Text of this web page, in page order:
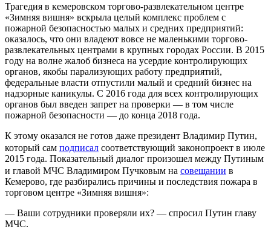
Трагедия в кемеровском торгово-развлекательном центре
«Зимняя вишня» вскрыла целый комплекс проблем с
пожарной безопасностью малых и средних предприятий:
оказалось, что они владеют вовсе не маленькими торгово-
развлекательных центрами в крупных городах России. В 2015
году на волне жалоб бизнеса на усердие контролирующих
органов, якобы парализующих работу предприятий,
федеральные власти отпустили малый и средний бизнес на
надзорные каникулы. С 2016 года для всех контролирующих
органов был введен запрет на проверки — в том числе
пожарной безопасности — до конца 2018 года.
К этому оказался не готов даже президент Владимир Путин,
который сам подписал соответствующий законопроект в июле
2015 года. Показательный диалог произошел между Путиным
и главой МЧС Владимиром Пучковым на совещании в
Кемерово, где разбирались причины и последствия пожара в
торговом центре «Зимняя вишня»:
— Ваши сотрудники проверяли их? — спросил Путин главу
МЧС.